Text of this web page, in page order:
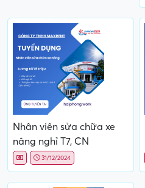
Nhân viên sửa chữa xe
nâng nghỉ T7, CN
31/12/2024